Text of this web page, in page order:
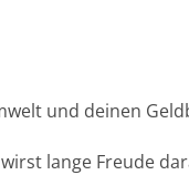
und deinen
lange Freude